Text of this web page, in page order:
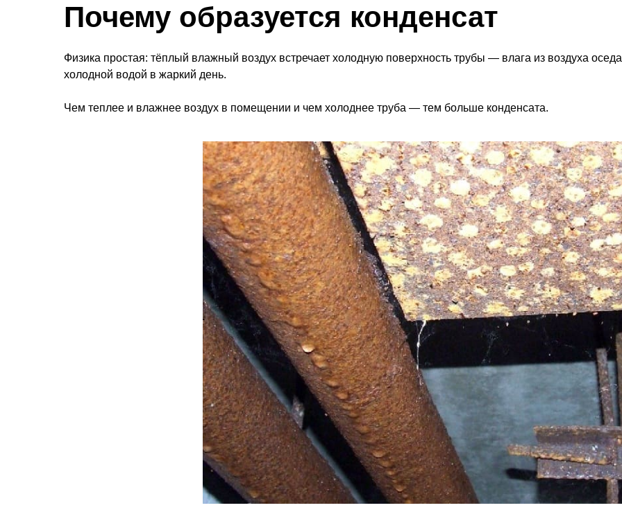
Почему образуется конденсат
Физика простая: тёплый влажный воздух встречает холодную поверхность трубы — влага из воздуха
холодной водой в жаркий день.
Чем теплее и влажнее воздух в помещении и чем холоднее труба — тем больше конденсата.